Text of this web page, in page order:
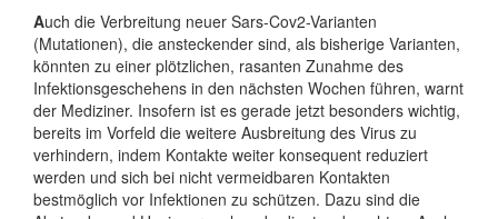
Auch die Verbreitung neuer Sars-Cov2-Varianten
(Mutationen), die ansteckender sind, als bisherige Varianten,
könnten zu einer plötzlichen, rasanten Zunahme des
Infektionsgeschehens in den nächsten Wochen führen, warnt
der Mediziner. Insofern ist es gerade jetzt besonders wichtig,
bereits im Vorfeld die weitere Ausbreitung des Virus zu
verhindern, indem Kontakte weiter konsequent reduziert
werden und sich bei nicht vermeidbaren Kontakten
bestmöglich vor Infektionen zu schützen. Dazu sind die